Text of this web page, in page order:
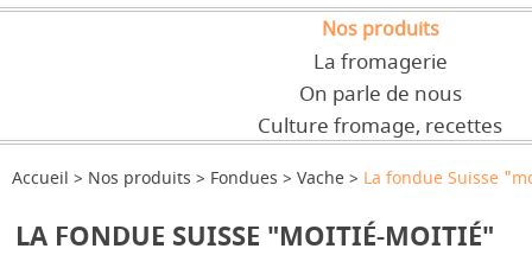
Nos produits
La fromagerie
On parle de nous
Culture fromage, recettes
Accueil Nos produits Fondues Vache La fondue Suisse
LA FONDUE SUISSE "MOITIÉ-MOITIÉ"